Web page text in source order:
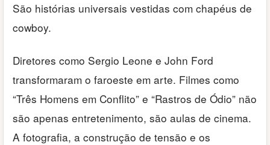
São histórias universais vestidas com chapéus de
cowboy.
Diretores como Sergio Leone e John Ford
transformaram o faroeste em arte. Filmes como
“Três Homens em Conflito” e “Rastros de Ódio” não
são apenas entretenimento, são aulas de cinema.
A fotografia, a construção de tensão e os